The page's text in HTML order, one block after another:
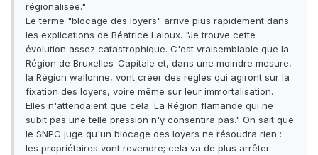
régionalisée."
Le terme "blocage des loyers" arrive plus rapidement dans
les explications de Béatrice Laloux. "Je trouve cette
évolution assez catastrophique. C'est vraisemblable que la
Région de Bruxelles-Capitale et, dans une moindre mesure,
la Région wallonne, vont créer des règles qui agiront sur la
fixation des loyers, voire même sur leur immortalisation.
Elles n'attendaient que cela. La Région flamande qui ne
subit pas une telle pression n'y consentira pas." On sait que
le SNPC juge qu'un blocage des loyers ne résoudra rien :
les propriétaires vont revendre; cela va de plus arrêter